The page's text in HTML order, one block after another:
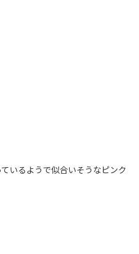
いるようで似合いそうなピンク